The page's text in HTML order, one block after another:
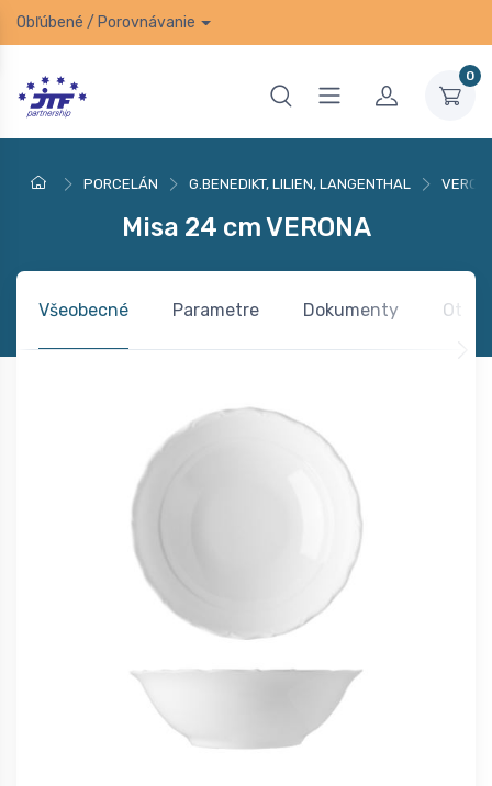
Obľúbené / Porovnávanie
0
PORCELÁN G.BENEDIKT, LILIEN, LANGENTHAL
Misa 24 cm VERONA
Všeobecné Parametre Dokumenty